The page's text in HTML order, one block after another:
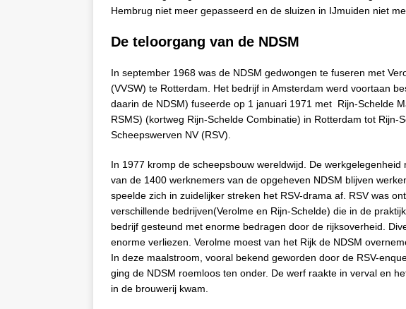
Hembrug niet meer gepasseerd en de sluizen in IJmuiden niet
De teloorgang van de NDSM
In september 1968 was de NDSM gedwongen te fuseren met
(VVSW) te Rotterdam. Het bedrijf in Amsterdam werd voortaan
daarin de NDSM) fuseerde op 1 januari 1971 met Rijn-Schelde
RSMS) (kortweg Rijn-Schelde Combinatie) in Rotterdam tot Rijn-
Scheepswerven NV (RSV).
In 1977 kromp de scheepsbouw wereldwijd. De
van de 1400 werknemers van de opgeheven NDSM blijven
speelde zich in zuidelijker streken het RSV-drama af. RSV was
verschillende bedrijven(Verolme en Rijn-Schelde) die in de
bedrijf gesteund met enorme bedragen door de rijksoverheid.
enorme verliezen. Verolme moest van het Rijk de NDSM
In deze maalstroom, vooral bekend geworden door de RSV-
ging de NDSM roemloos ten onder. De werf raakte in verval en
in de brouwerij kwam.